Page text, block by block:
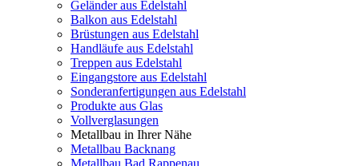
Geländer aus Edelstahl
Balkon aus Edelstahl
Brüstungen aus Edelstahl
Handläufe aus Edelstahl
Treppen aus Edelstahl
Eingangstore aus Edelstahl
Sonderanfertigungen aus Edelstahl
Produkte aus Glas
Vollverglasungen
Metallbau in Ihrer Nähe
Metallbau Backnang
Metallbau Bad Rappenau